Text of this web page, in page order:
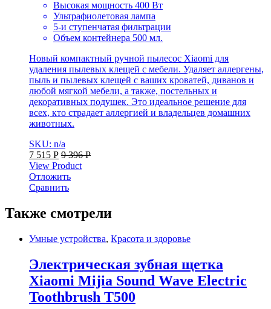
Высокая мощность 400 Вт
Ультрафиолетовая лампа
5-и ступенчатая фильтрации
Объем контейнера 500 мл.
Новый компактный ручной пылесос Xiaomi для
удаления пылевых клещей с мебели. Удаляет аллергены,
пыль и пылевых клещей с ваших кроватей, диванов и
любой мягкой мебели, а также, постельных и
декоративных подушек. Это идеальное решение для
всех, кто страдает аллергией и владельцев домашних
животных.
SKU: n/a
7 515 Р 9 396Р
View Product
Отложить
Сравнить
Также смотрели
Умные устройства, Красота и здоровье
Электрическая зубная щетка
Xiaomi Mijia Sound Wave Electric
Toothbrush T500